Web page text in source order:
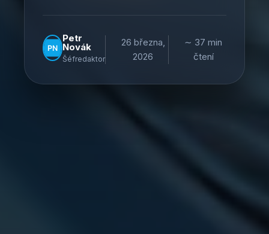
Petr
Novák
Šéfredaktor
26 března,
2026
∼ 37 min
čtení